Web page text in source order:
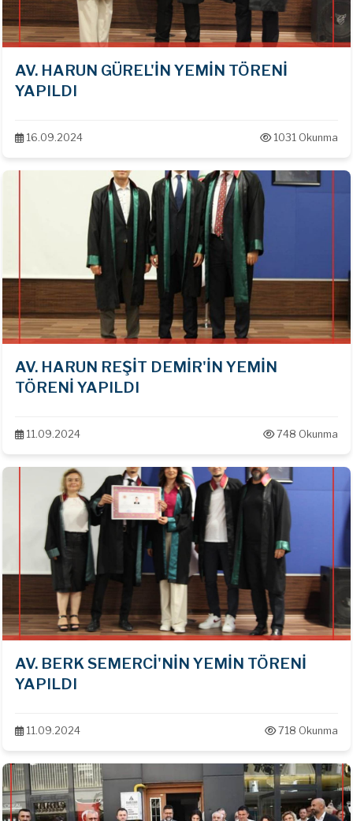
AV. HARUN GÜREL'İN YEMİN TÖRENİ
YAPILDI
16.09.2024 1031 Okunma
AV. HARUN REŞİT DEMİR'İN YEMİN
TÖRENİ YAPILDI
11.09.2024 748 Okunma
AV. BERK SEMERCİ'NİN YEMİN TÖRENİ
YAPILDI
11.09.2024 718 Okunma